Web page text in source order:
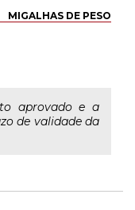
MIGALHAS DE PESO
aprovado e a
de validade da